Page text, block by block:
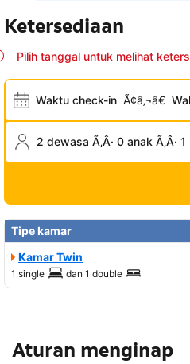
Ketersediaan
Pilih tanggal untuk melihat
Waktu check-in Ã¢â‚¬â€
2 dewasa Ã‚Â· 0 anak Ã‚Â·
Tipe kamar
Kamar Twin
1 single dan 1 double
Aturan menginap